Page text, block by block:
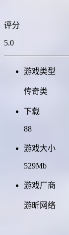
评分
5.0
游戏类型
传奇类
下载
88
游戏大小
529Mb
游戏厂商
游昕网络